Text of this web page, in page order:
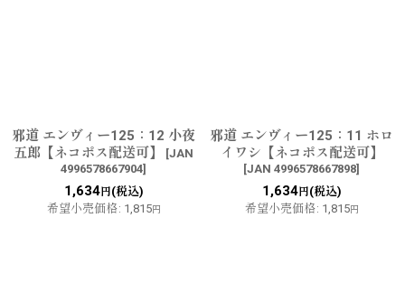
邪道 エンヴィー125：12 小夜
五郎【ネコポス配送可】
[JAN
4996578667904]
1,634円(税込)
希望小売価格: 1,815円
邪道 エンヴィー125：11 ホロ
イワシ【ネコポス配送可】
[JAN 4996578667898]
1,634円(税込)
希望小売価格: 1,815円